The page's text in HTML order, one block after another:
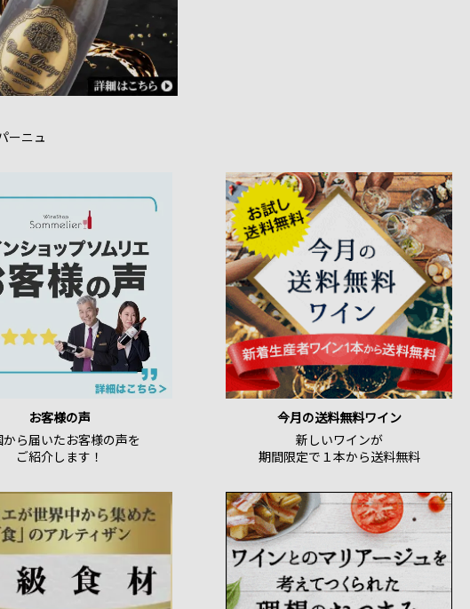
ーニュ
お客様の声
ら届いたお客様の声を
ご紹介します！
今月の送料無料ワイン
新しいワインが
期間限定で１本から送料無料